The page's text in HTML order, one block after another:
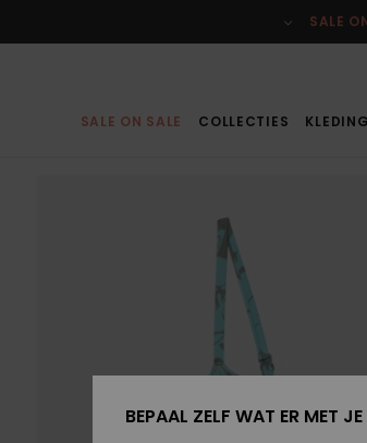
SALE
SALE ON SALE COLLECTIES KLEDING
BEPAAL ZELF WAT ER MET